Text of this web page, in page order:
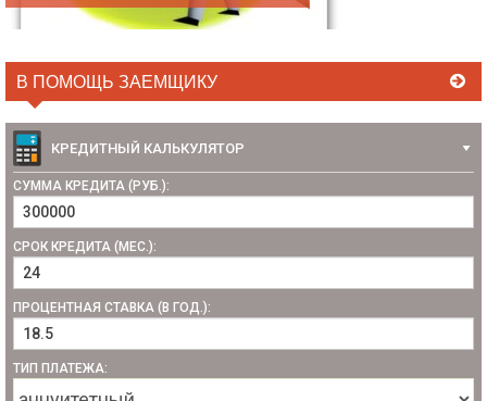
В ПОМОЩЬ ЗАЕМЩИКУ
КРЕДИТНЫЙ КАЛЬКУЛЯТОР
СУММА КРЕДИТА (РУБ.):
СРОК КРЕДИТА (МЕС.):
ПРОЦЕНТНАЯ СТАВКА (В ГОД.):
ТИП ПЛАТЕЖА: